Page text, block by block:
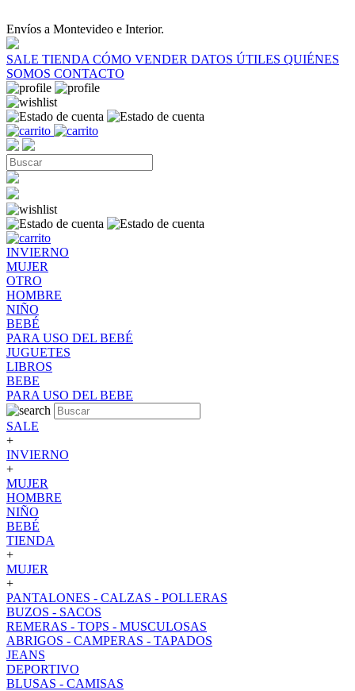
Envíos a Montevideo e Interior.
SALE TIENDA CÓMO VENDER DATOS ÚTILES QUIÉNES
SOMOS CONTACTO
INVIERNO
MUJER
OTRO
HOMBRE
NIÑO
BEBÉ
PARA USO DEL BEBÉ
JUGUETES
LIBROS
BEBE
PARA USO DEL BEBE
SALE
+
INVIERNO
+
MUJER
HOMBRE
NIÑO
BEBÉ
TIENDA
+
MUJER
+
PANTALONES - CALZAS - POLLERAS
BUZOS - SACOS
REMERAS - TOPS - MUSCULOSAS
ABRIGOS - CAMPERAS - TAPADOS
JEANS
DEPORTIVO
BLUSAS - CAMISAS